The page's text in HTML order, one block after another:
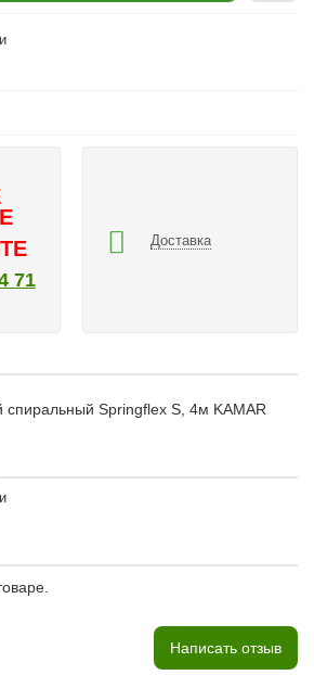
71
Доставка
спиральный Springflex S, 4м KAMAR
Написать отзыв